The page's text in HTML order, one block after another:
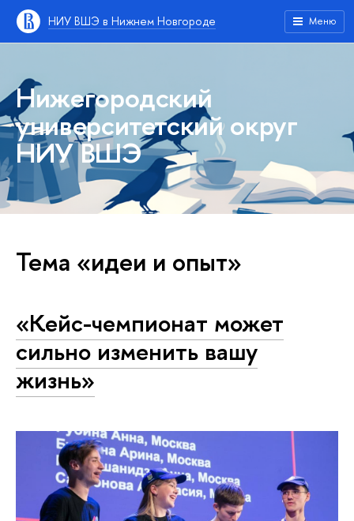
НИУ ВШЭ в Нижнем Новгороде Меню
Нижегородский
университетский округ
НИУ ВШЭ
Тема «идеи и опыт»
«Кейс-чемпионат может
сильно изменить вашу
жизнь»